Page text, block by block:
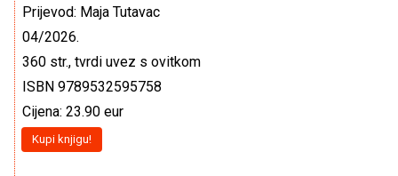
Prijevod: Maja Tutavac
04/2026.
360 str., tvrdi uvez s ovitkom
ISBN 9789532595758
Cijena: 23.90 eur
Kupi knjigu!